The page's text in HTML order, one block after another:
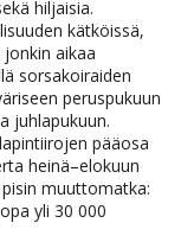
hiljaisia.
kätköissä,
aikaa
sorsakoiraiden
peruspukuun
juhlapukuun.
pääosa
heinä–elokuun
muuttomatka:
yli 30 000